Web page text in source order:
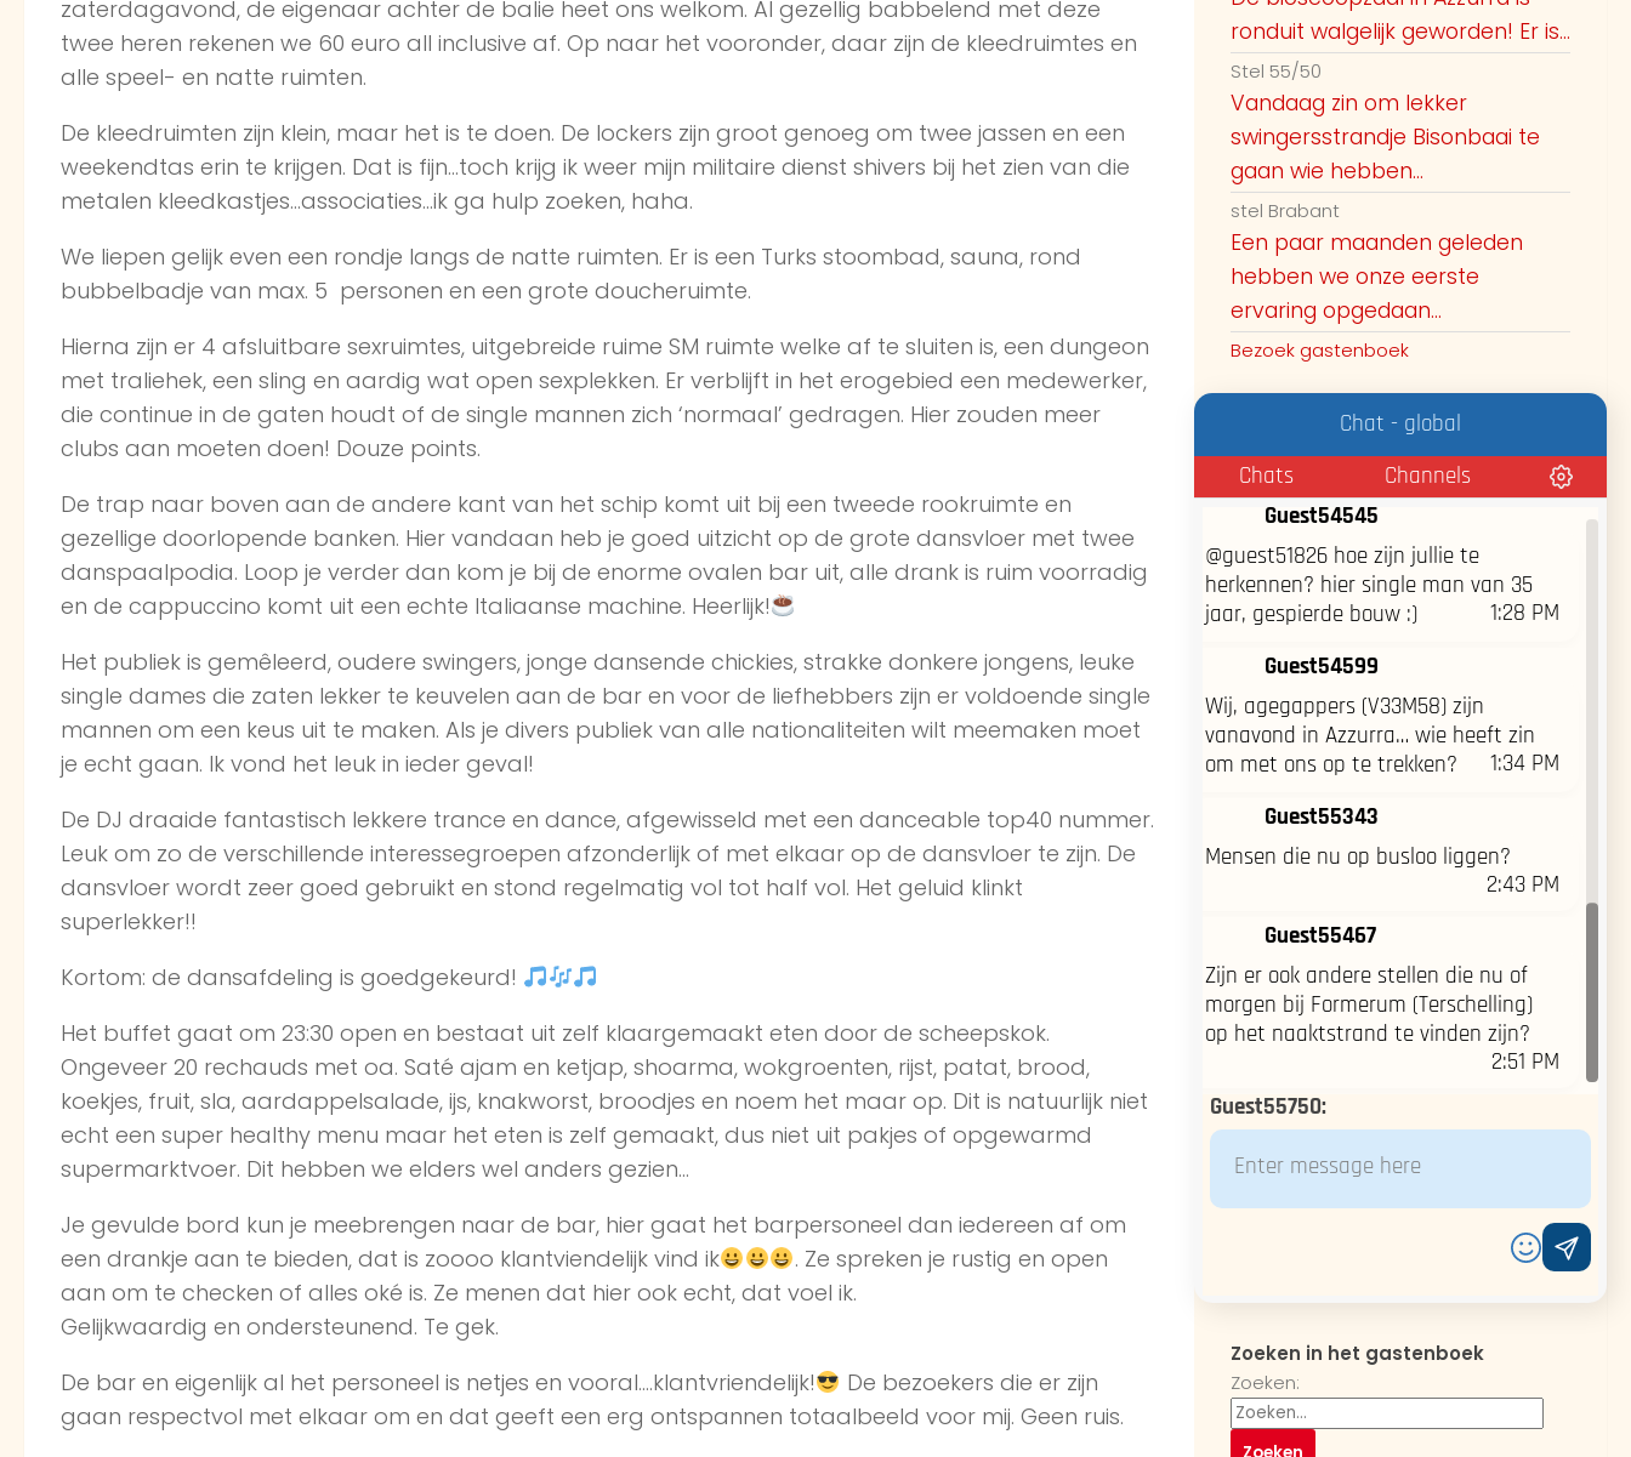
zaterdagavond, de eigenaar achter de balie heet ons welkom. Al gezellig babbelend met deze
twee heren rekenen we 60 euro all inclusive af. Op naar het vooronder, daar zijn de kleedruimtes en
alle speel- en natte ruimten.
De kleedruimten zijn klein, maar het is te doen. De lockers zijn groot genoeg om twee jassen en een
weekendtas erin te krijgen. Dat is fijn…toch krijg ik weer mijn militaire dienst shivers bij het zien van die
metalen kleedkastjes…associaties…ik ga hulp zoeken, haha.
We liepen gelijk even een rondje langs de natte ruimten. Er is een Turks stoombad, sauna, rond
bubbelbadje van max. 5 personen en een grote doucheruimte.
Hierna zijn er 4 afsluitbare sexruimtes, uitgebreide ruime SM ruimte welke af te sluiten is, een dungeon
met traliehek, een sling en aardig wat open sexplekken. Er verblijft in het erogebied een medewerker,
die continue in de gaten houdt of de single mannen zich ‘normaal’ gedragen. Hier zouden meer
clubs aan moeten doen! Douze points.
De trap naar boven aan de andere kant van het schip komt uit bij een tweede rookruimte en
gezellige doorlopende banken. Hier vandaan heb je goed uitzicht op de grote dansvloer met twee
danspaalpodia. Loop je verder dan kom je bij de enorme ovalen bar uit, alle drank is ruim voorradig
en de cappuccino komt uit een echte Italiaanse machine. Heerlijk!
Het publiek is gemêleerd, oudere swingers, jonge dansende chickies, strakke donkere jongens, leuke
single dames die zaten lekker te keuvelen aan de bar en voor de liefhebbers zijn er voldoende single
mannen om een keus uit te maken. Als je divers publiek van alle nationaliteiten wilt meemaken moet
je echt gaan. Ik vond het leuk in ieder geval!
De DJ draaide fantastisch lekkere trance en dance, afgewisseld met een danceable top40 nummer.
Leuk om zo de verschillende interessegroepen afzonderlijk of met elkaar op de dansvloer te zijn. De
dansvloer wordt zeer goed gebruikt en stond regelmatig vol tot half vol. Het geluid klinkt
superlekker!!
Kortom: de dansafdeling is goedgekeurd!
Het buffet gaat om 23:30 open en bestaat uit zelf klaargemaakt eten door de scheepskok.
Ongeveer 20 rechauds met oa. Saté ajam en ketjap, shoarma, wokgroenten, rijst, patat, brood,
koekjes, fruit, sla, aardappelsalade, ijs, knakworst, broodjes en noem het maar op. Dit is natuurlijk niet
echt een super healthy menu maar het eten is zelf gemaakt, dus niet uit pakjes of opgewarmd
supermarktvoer. Dit hebben we elders wel anders gezien…
Je gevulde bord kun je meebrengen naar de bar, hier gaat het barpersoneel dan iedereen af om
een drankje aan te bieden, dat is zoooo klantviendelijk vind ik
. Ze spreken je rustig en open
aan om te checken of alles oké is. Ze menen dat hier ook echt, dat voel ik.
Gelijkwaardig en ondersteunend. Te gek.
De bar en eigenlijk al het personeel is netjes en vooral….klantvriendelijk!
De bezoekers die er zijn
gaan respectvol met elkaar om en dat geeft een erg ontspannen totaalbeeld voor mij. Geen ruis.
ronduit walgelijk geworden! Er is...
Stel 55/50
Vandaag zin om lekker
swingersstrandje Bisonbaai te
gaan wie hebben...
stel Brabant
Een paar maanden geleden
hebben we onze eerste
ervaring opgedaan...
Bezoek gastenboek
Chat - global
Chats
Channels
Gedeelte richting Schoorl
Guest51826
We gaan ook naar het naakstrand in
het twiske even lekker wandelen
vanavond. Zal begin avond zijn.
8:45 AM
Guest52947
Vandaag lekker met zijn tweeën op
strandje in vuren
Guest52585, we hebben geen
interesse in mannen alleen.
11:22 AM
Guest54545
@guest51826 hoe zijn jullie te
herkennen? hier single man van 35
jaar, gespierde bouw :)
1:28 PM
Guest54599
Wij, agegappers (V33M58) zijn
vanavond in Azzurra… wie heeft zin
om met ons op te trekken?
1:34 PM
Guest55343
Mensen die nu op busloo liggen?
2:43 PM
Guest55467
Zijn er ook andere stellen die nu of
morgen bij Formerum (Terschelling)
op het naaktstrand te vinden zijn?
2:51 PM
Guest55750:
Zoeken in het gastenboek
Zoeken: